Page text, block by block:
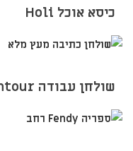
כיסא אוכל Holi
שולחן עבודה Contour